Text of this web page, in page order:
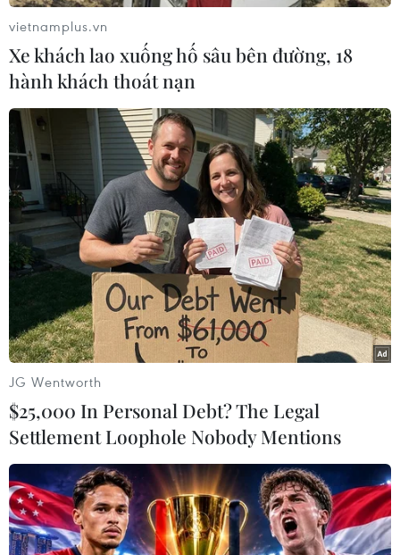
Google thử nghiệm ứng dụng taxi giá rẻ
cạnh tranh với Uber
17/05/2016 05:36
Ứng dụng chỉ đường Waze của Google bắt đầu thử
nghiệm tính năng mới mang tên "Carpool," một đối thủ
vietnamplus.vn
Xe khách lao xuống hố sâu bên đường, 18
hành khách thoát nạn
JG Wentworth
$25,000 In Personal Debt? The Legal
Settlement Loophole Nobody Mentions